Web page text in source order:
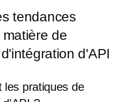
tendances
de
d'API
les pratiques de